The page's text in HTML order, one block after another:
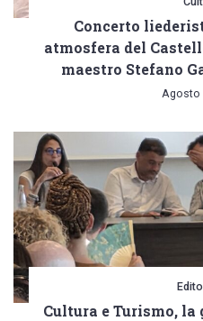
Concerto
atmosfera del
maestro Stefano
Agosto
Cultura e Turismo,